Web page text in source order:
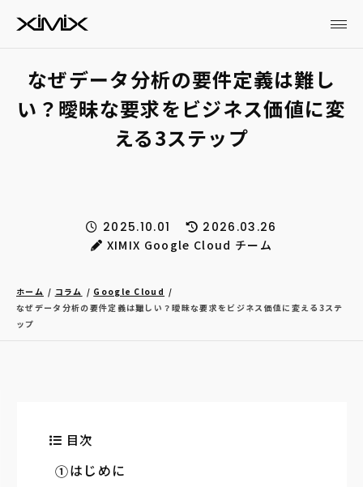
なぜデータ分析の要件定義は難し
い？曖昧な要求をビジネス価値に変
える3ステップ
2025.10.01
2026.03.26
XIMIX Google Cloud チーム
ホーム コラム
Google Cloud
なぜデータ分析の要件定義は難しい？曖昧な要求をビジネス価値に変える3ステ
ップ
目次
はじめに